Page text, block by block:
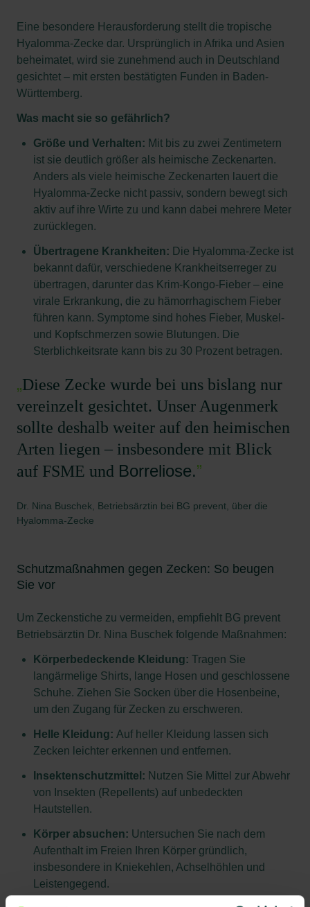
Eine besondere Herausforderung stellt die tropische
Hyalomma-Zecke dar. Ursprünglich in Afrika und Asien
beheimatet, wird sie zunehmend auch in Deutschland
gesichtet – mit ersten bestätigten Funden in Baden-
Württemberg.
Was macht sie so gefährlich?
Größe und Verhalten: Mit bis zu zwei Zentimetern
ist sie deutlich größer als heimische Zeckenarten.
Anders als viele heimische Zeckenarten lauert die
Hyalomma-Zecke nicht passiv, sondern bewegt sich
aktiv auf ihre Wirte zu und kann dabei mehrere Meter
zurücklegen.
Übertragene Krankheiten: Die Hyalomma-Zecke ist
bekannt dafür, verschiedene Krankheitserreger zu
übertragen, darunter das Krim-Kongo-Fieber – eine
virale Erkrankung, die zu hämorrhagischem Fieber
führen kann. Symptome sind hohes Fieber, Muskel-
und Kopfschmerzen sowie Blutungen. Die
Sterblichkeitsrate kann bis zu 30 Prozent betragen.
„Diese Zecke wurde bei uns bislang nur
vereinzelt gesichtet. Unser Augenmerk
sollte deshalb weiter auf den heimischen
Arten liegen – insbesondere mit Blick
auf FSME und Borreliose.”
Dr. Nina Buschek, Betriebsärztin bei BG prevent, über die
Hyalomma-Zecke
Schutzmaßnahmen gegen Zecken: So beugen
Sie vor
Um Zeckenstiche zu vermeiden, empfiehlt BG prevent
Betriebsärztin Dr. Nina Buschek folgende Maßnahmen:
Körperbedeckende Kleidung: Tragen Sie
langärmelige Shirts, lange Hosen und geschlossene
Schuhe. Ziehen Sie Socken über die Hosenbeine,
um den Zugang für Zecken zu erschweren.
Helle Kleidung: Auf heller Kleidung lassen sich
Zecken leichter erkennen und entfernen.
Insektenschutzmittel: Nutzen Sie Mittel zur Abwehr
von Insekten (Repellents) auf unbedeckten
Hautstellen.
Körper absuchen: Untersuchen Sie nach dem
Aufenthalt im Freien Ihren Körper gründlich,
insbesondere in Kniekehlen, Achselhöhlen und
Leistengegend.